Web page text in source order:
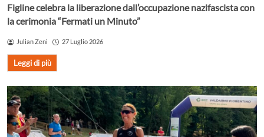
Figline celebra la liberazione dall’occupazione nazifascista con
la cerimonia “Fermati un Minuto”
Julian Zeni 27 Luglio 2026
Leggi di più